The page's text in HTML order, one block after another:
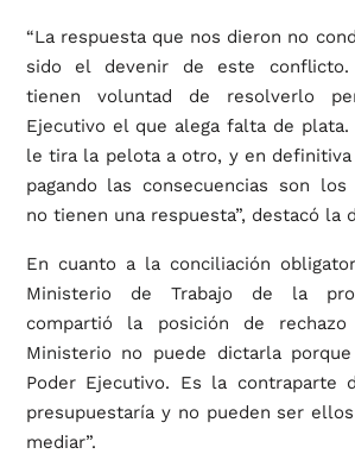
“La respuesta que nos dieron no
sido el devenir de este conflicto.
tienen voluntad de resolverlo
Ejecutivo el que alega falta de
le tira la pelota a otro, y en
pagando las consecuencias son los
no tienen una respuesta”, destacó la
En cuanto a la conciliación
Ministerio de Trabajo de la
compartió la posición de
Ministerio no puede dictarla
Poder Ejecutivo. Es la contraparte
presupuestaría y no pueden ser
mediar”.